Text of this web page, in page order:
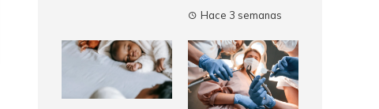
Hace 3 semanas